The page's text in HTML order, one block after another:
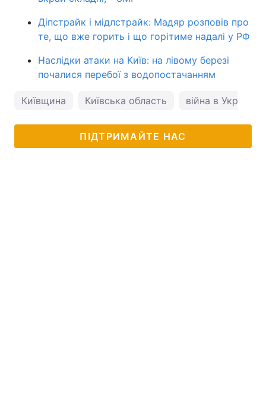
Діпстрайк і мідлстрайк: Мадяр розповів про
те, що вже горить і що горітиме надалі у РФ
Наслідки атаки на Київ: на лівому березі
почалися перебої з водопостачанням
Київщина Київська область війна в Україні
ПІДТРИМАЙТЕ НАС